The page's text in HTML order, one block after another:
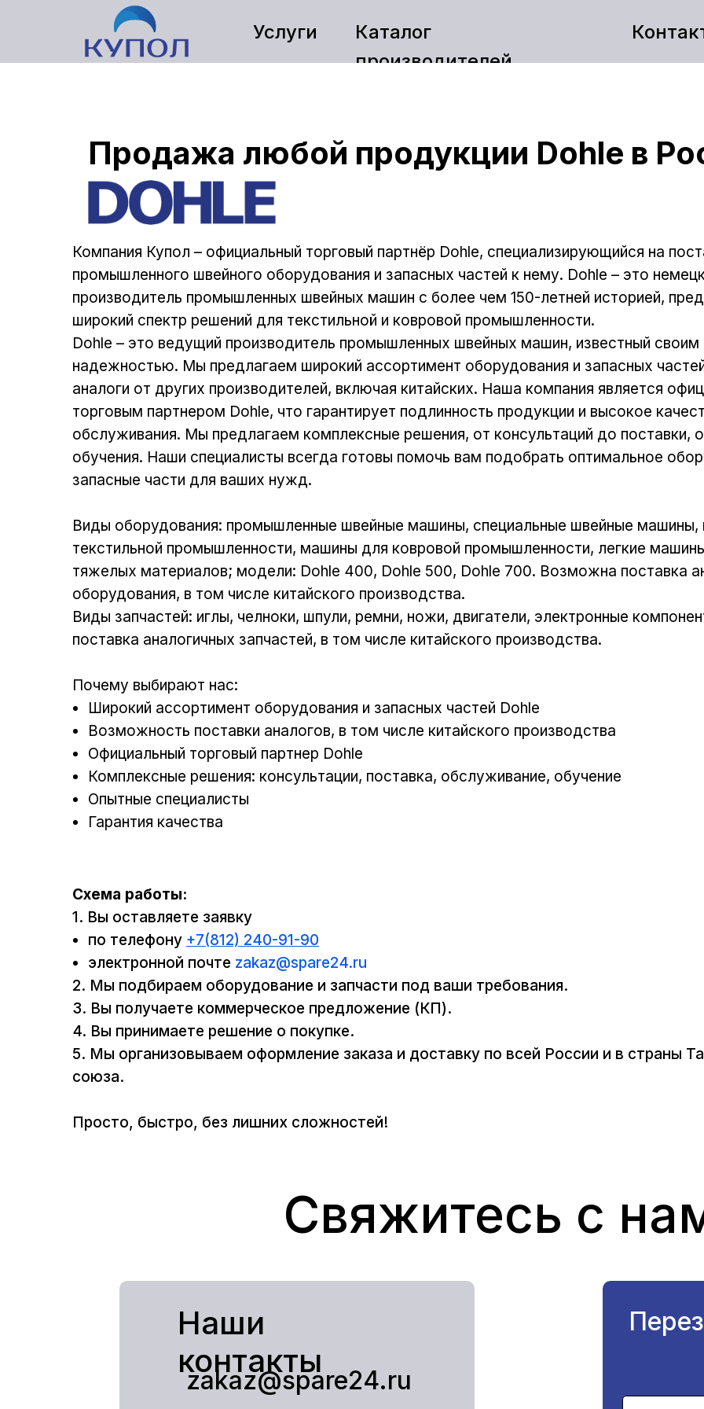
Каталог
производителей
Услуги
Продажа любой продукции Dohle в
Схема работы:
1. Вы оставляете заявку
по телефону +7(812) 240-91-90
электронной почте zakaz@spare24.ru
2. Мы подбираем оборудование и запчасти под ваши требования.
3. Вы получаете коммерческое предложение (КП).
4. Вы принимаете решение о покупке.
5. Мы организовываем оформление заказа и доставку по всей России и в страны
союза.
Просто, быстро, без лишних сложностей!
Компания Купол – официальный торговый партнёр Dohle, специализирующийся на
промышленного швейного оборудования и запасных частей к нему. Dohle – это
производитель промышленных швейных машин с более чем 150-летней историей,
широкий спектр решений для текстильной и ковровой промышленности.
Dohle – это ведущий производитель промышленных швейных машин, известный своим
надежностью. Мы предлагаем широкий ассортимент оборудования и запасных
аналоги от других производителей, включая китайских. Наша компания является
торговым партнером Dohle, что гарантирует подлинность продукции и высокое
обслуживания. Мы предлагаем комплексные решения, от консультаций до поставки,
обучения. Наши специалисты всегда готовы помочь вам подобрать оптимальное
запасные части для ваших нужд.
Виды оборудования: промышленные швейные машины, специальные швейные
текстильной промышленности, машины для ковровой промышленности, легкие
тяжелых материалов; модели: Dohle 400, Dohle 500, Dohle 700. Возможна поставка
оборудования, в том числе китайского производства.
Виды запчастей: иглы, челноки, шпули, ремни, ножи, двигатели, электронные
поставка аналогичных запчастей, в том числе китайского производства.
Почему выбирают нас:
Широкий ассортимент оборудования и запасных частей Dohle
Возможность поставки аналогов, в том числе китайского производства
Официальный торговый партнер Dohle
Комплексные решения: консультации, поставка, обслуживание, обучение
Опытные специалисты
Гарантия качества
Свяжитесь с
zakaz@spare24.ru
Наши
контакты